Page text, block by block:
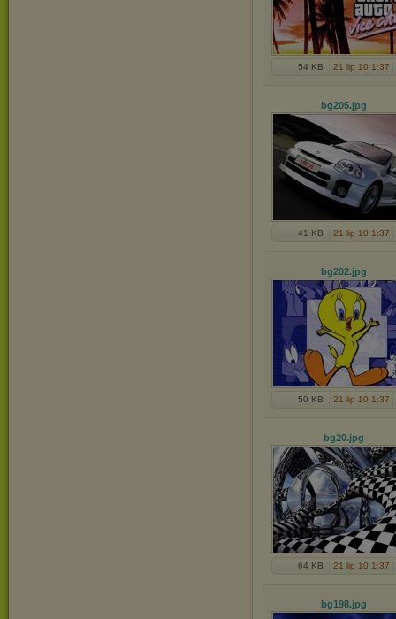
54 KB 21 lip 10 1:37
bg205.jpg
41 KB 21 lip 10 1:37
bg202.jpg
50 KB 21 lip 10 1:37
bg20.jpg
64 KB 21 lip 10 1:37
bg198.jpg